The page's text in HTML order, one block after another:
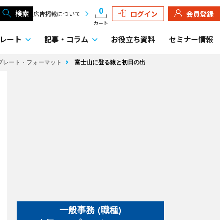
検索 広告掲載について 0
カート
ログイン 会員登録
ート 記事・ コラム お役立ち資料 セミナー情報
ート・フォーマット 富士山に登る猿と初日の出
一般事務 (職種)